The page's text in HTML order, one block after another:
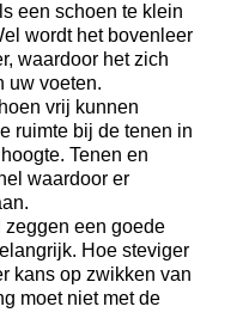
een schoen te klein
wordt het bovenleer
waardoor het zich
uw voeten.
vrij kunnen
ruimte bij de tenen in
Tenen en
waardoor er
zeggen een goede
Hoe steviger
kans op zwikken van
moet niet met de